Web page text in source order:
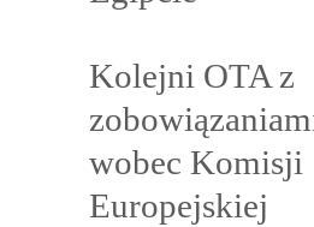
Kolejni OTA z
wobec Komisji
Europejskiej